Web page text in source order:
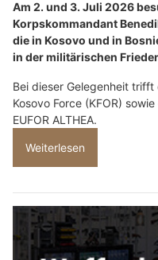
Am 2. und 3. Juli 2026
Korpskommandant
die in Kosovo und in
in der militärischen
Bei dieser Gelegenheit
Kosovo Force (KFOR)
EUFOR ALTHEA.
Weiterlesen